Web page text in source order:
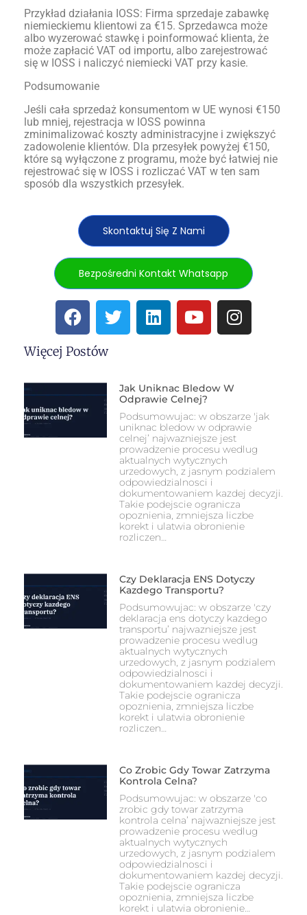
Przykład działania IOSS: Firma sprzedaje zabawkę
niemieckiemu klientowi za €15. Sprzedawca może
albo wyzerować stawkę i poinformować klienta, że
może zapłacić VAT od importu, albo zarejestrować
się w IOSS i naliczyć niemiecki VAT przy kasie.
Podsumowanie
Jeśli cała sprzedaż konsumentom w UE wynosi €150
lub mniej, rejestracja w IOSS powinna
zminimalizować koszty administracyjne i zwiększyć
zadowolenie klientów. Dla przesyłek powyżej €150,
które są wyłączone z programu, może być łatwiej nie
rejestrować się w IOSS i rozliczać VAT w ten sam
sposób dla wszystkich przesyłek.
Skontaktuj Się Z Nami
Bezpośredni Kontakt Whatsapp
Więcej Postów
Jak Uniknac Bledow W
Odprawie Celnej?
Podsumowujac: w obszarze 'jak
uniknac bledow w odprawie
celnej’ najwazniejsze jest
prowadzenie procesu wedlug
aktualnych wytycznych
urzedowych, z jasnym podzialem
odpowiedzialnosci i
dokumentowaniem kazdej decyzji.
Takie podejscie ogranicza
opoznienia, zmniejsza liczbe
korekt i ulatwia obronienie
rozliczen…
Czy Deklaracja ENS Dotyczy
Kazdego Transportu?
Podsumowujac: w obszarze 'czy
deklaracja ens dotyczy kazdego
transportu’ najwazniejsze jest
prowadzenie procesu wedlug
aktualnych wytycznych
urzedowych, z jasnym podzialem
odpowiedzialnosci i
dokumentowaniem kazdej decyzji.
Takie podejscie ogranicza
opoznienia, zmniejsza liczbe
korekt i ulatwia obronienie
rozliczen…
Co Zrobic Gdy Towar Zatrzyma
Kontrola Celna?
Podsumowujac: w obszarze 'co
zrobic gdy towar zatrzyma
kontrola celna’ najwazniejsze jest
prowadzenie procesu wedlug
aktualnych wytycznych
urzedowych, z jasnym podzialem
odpowiedzialnosci i
dokumentowaniem kazdej decyzji.
Takie podejscie ogranicza
opoznienia, zmniejsza liczbe
korekt i ulatwia obronienie…